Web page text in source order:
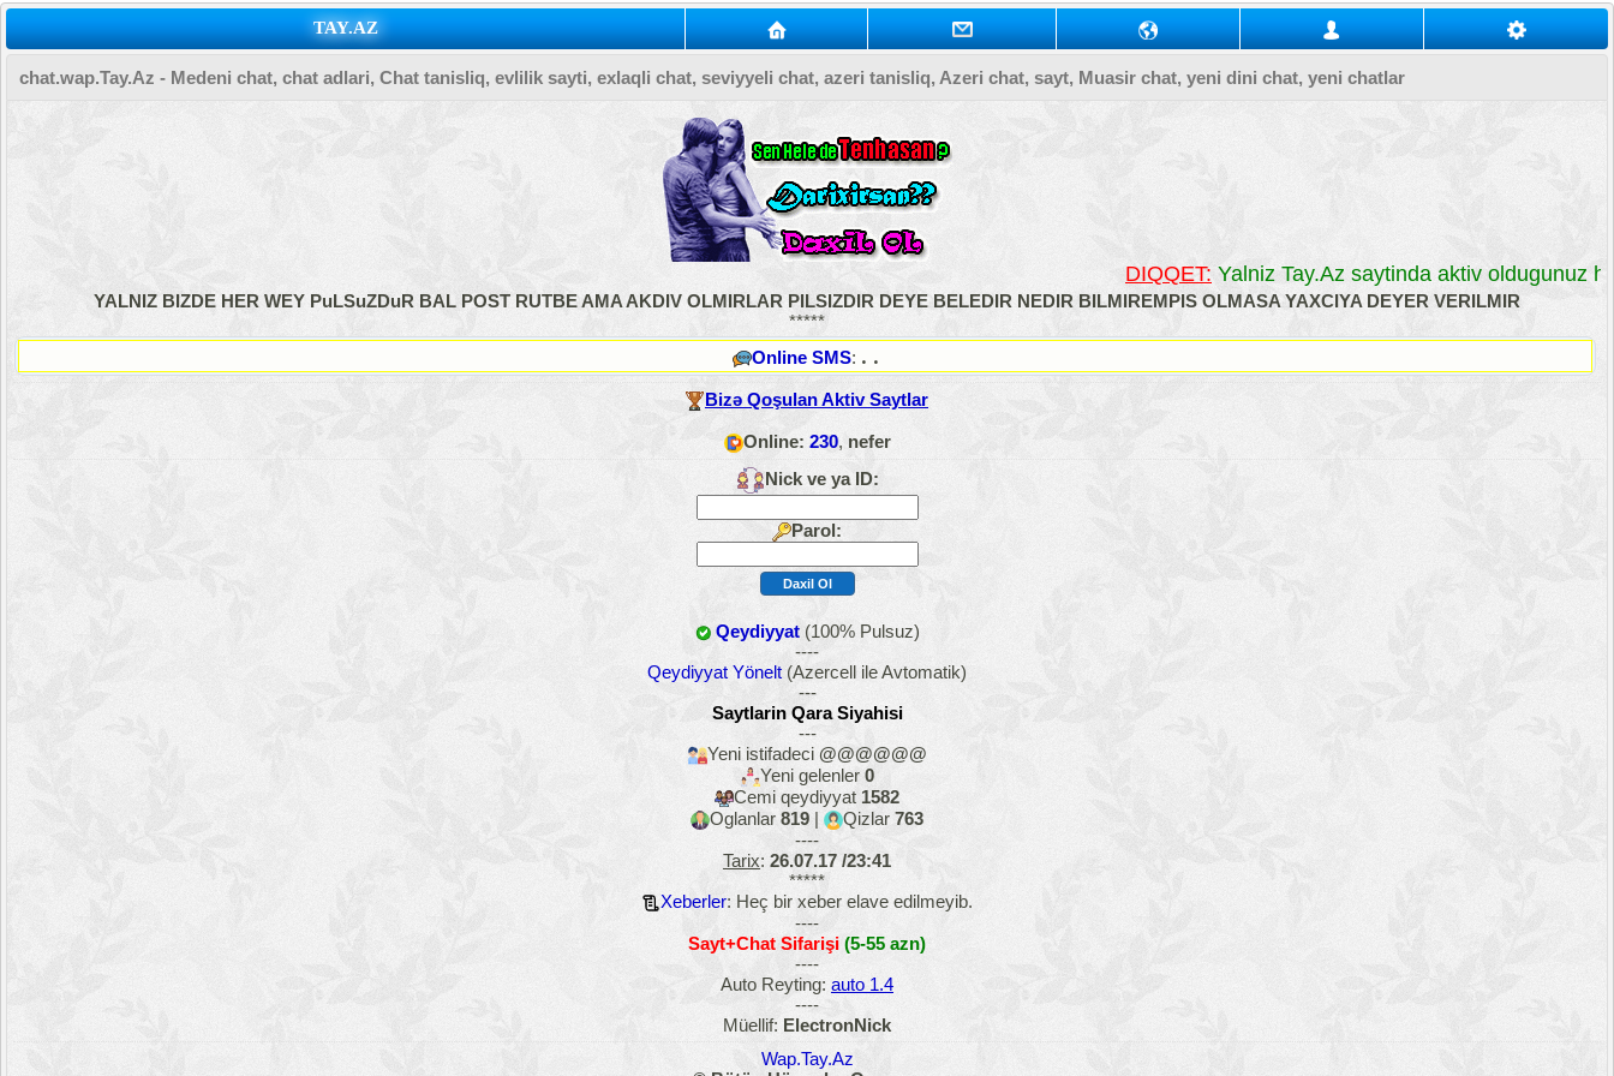
TAY.AZ
chat.wap.Tay.Az - Medeni chat, chat adlari, Chat tanisliq, evlilik sayti, exlaqli chat, seviyyeli chat, azeri tanisliq, Azeri chat, sayt, Muasir chat, yeni dini chat, yeni chatlar
DIQQET: Yalniz Tay.Az saytinda aktiv oldugunuz her
YALNIZ BIZDE HER WEY PuLSuZDuR BAL POST RUTBE AMA AKDIV OLMIRLAR PILSIZDIR DEYE BELEDIR NEDIR BILMIREMPIS OLMASA YAXCIYA DEYER VERILMIR
*****
Online SMS: . .
Bizə Qoşulan Aktiv Saytlar
Online: 230, nefer
Nick ve ya ID:
Parol:
Qeydiyyat(100% Pulsuz)
----
Qeydiyyat Yönelt (Azercell ile Avtomatik)
---
Saytlarin Qara Siyahisi
---
Yeni istifadeci @@@@@@
Yeni gelenler 0
Cemi qeydiyyat 1582
Oglanlar 819 | Qizlar 763
----
Tarix: 26.07.17 /23:41
*****
Xeberler: Heç bir xeber elave edilmeyib.
----
Sayt+Chat Sifarişi (5-55 azn)
----
Auto Reyting: auto 1.4
----
Müellif: ElectronNick
Wap.Tay.Az